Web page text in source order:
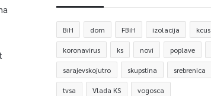
BiH dom FBiH izolacija kcus
koronavirus ks novi poplave
sarajevskojutro skupstina srebrenica
tvsa Vlada KS vogosca